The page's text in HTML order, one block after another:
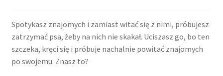
O mnie
REZYGNACJA Z ZAMÓWIENIA
Spotykasz znajomych i zamiast witać się z nimi, próbujesz
zatrzymać psa, żeby na nich nie skakał. Uciszasz go, bo ten
szczeka, kręci się i próbuje nachalnie powitać znajomych
po swojemu. Znasz to?